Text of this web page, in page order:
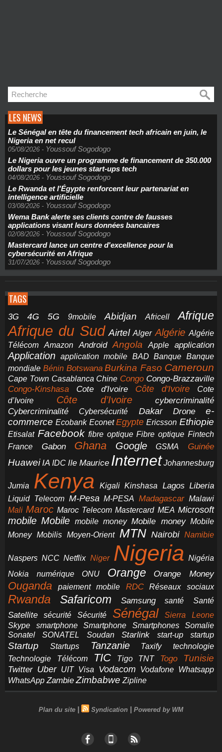
LES NEWS
Le Sénégal en tête du financement tech africain en juin, le
Nigeria en net recul
05/08/2026 - Youssouf Sogodogo
Le Nigeria ouvre un programme de financement de 350.000
dollars pour les jeunes start-ups tech
04/08/2026 - Youssouf Sogodogo
Le Rwanda et l'Égypte renforcent leur partenariat en
intelligence artificielle
03/08/2026 - Youssouf Sogodogo
Wema Bank alerte ses clients contre de fausses
applications visant leurs données bancaires
02/08/2026 - Youssouf Sogodogo
Mastercard lance un centre d'excellence pour la
cybersécurité en Afrique
31/07/2026 - Youssouf Sogodogo
TAGS
3G 4G 5G 9mobile Abidjan Africell Afrique
Afrique du Sud Airtel Alger Algérie Algérie
Télécom
Amazon Android Angola Apple application
Application application mobile BAD Banque Banque
mondiale Bénin Botswana Burkina Faso Cameroun
Cape Town Casablanca Chine Congo Congo-Brazzaville
Congo-Kinshasa Cote d'Ivoire Côte d'Ivoire
Cote
d’Ivoire
Côte d’Ivoire
cybercriminalité
Cybercriminalité
Cybersécurité Dakar Drone
e-
commerce Ecobank Econet Egypte Ericsson Ethiopie
Etisalat Facebook fibre optique Fibre optique Fintech
France
Gabon Ghana Google GSMA Guinée
Huawei IA IDC Ile Maurice Internet Johannesburg
Jumia Kenya Kigali Kinshasa Lagos Liberia
Liquid Telecom M-Pesa M-PESA Madagascar Malawi
Mali Maroc Maroc Telecom Mastercard MEA Microsoft
mobile Mobile mobile money Mobile money Mobile
Money Mobilis Moyen-Orient MTN Nairobi Namibie
Naspers NCC Netflix Niger Nigeria Nigéria
Nokia
numérique ONU Orange Orange Money
Ouganda paiement mobile RDC Réseaux sociaux
Rwanda Safaricom Samsung santé Santé
Satellite sécurité Sécurité Sénégal
Sierra Leone
Skype
smartphone Smartphone Smartphones
Somalie
Sonatel
SONATEL Soudan Starlink start-up startup
Startup Startups Tanzanie Taxify
technologie
Technologie
Télécom TIC Tigo TNT Togo Tunisie
Twitter Uber UIT Visa Vodacom Vodafone Whatsapp
WhatsApp Zambie Zimbabwe Zipline
Plan du site | Syndication | Powered by WM